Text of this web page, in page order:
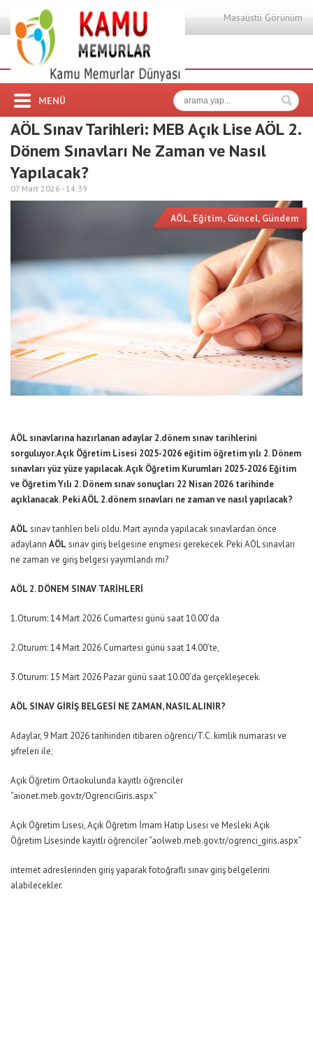
Masaüstü Görünüm
MENÜ
AÖL Sınav Tarihleri: MEB Açık Lise AÖL 2.
Dönem Sınavları Ne Zaman ve Nasıl
Yapılacak?
07 Mart 2026 - 14:39
AÖL, Eğitim, Güncel, Gündem
AÖL sınavlarına hazırlanan adaylar 2.dönem sınav tarihlerini
sorguluyor. Açık Öğretim Lisesi 2025-2026 eğitim öğretim yılı 2. Dönem
sınavları yüz yüze yapılacak.Açık Öğretim Kurumları 2025-2026 Eğitim
ve Öğretim Yılı 2. Dönem sınav sonuçları 22 Nisan 2026 tarihinde
açıklanacak. PekiAÖL 2.dönem sınavları ne zaman ve nasıl yapılacak?
AÖL sınav tarihleri beli oldu. Mart ayında yapılacak sınavlardan önce
adayların AÖL sınav giriş belgesine erişmesi gerekecek. Peki AÖL sınavları
ne zaman ve giriş belgesi yayımlandı mı?
AÖL 2. DÖNEM SINAV TARİHLERİ
1.Oturum: 14 Mart 2026 Cumartesi günü saat 10.00’da
2.Oturum: 14 Mart 2026 Cumartesi günü saat 14.00’te,
3.Oturum: 15 Mart 2026 Pazar günü saat 10.00’da gerçekleşecek.
AÖL SINAV GİRİŞ BELGESİ NE ZAMAN, NASIL ALINIR?
Adaylar, 9 Mart 2026 tarihinden itibaren öğrenci/T.C. kimlik numarası ve
şifreleri ile;
Açık Öğretim Ortaokulunda kayıtlı öğrenciler
“aionet.meb.gov.tr/OgrenciGiris.aspx”
Açık Öğretim Lisesi, Açık Öğretim İmam Hatip Lisesi ve Mesleki Açık
Öğretim Lisesinde kayıtlı öğrenciler “aolweb.meb.gov.tr/ogrenci_giris.aspx”
internet adreslerinden giriş yaparak fotoğraflı sınav giriş belgelerini
alabilecekler.